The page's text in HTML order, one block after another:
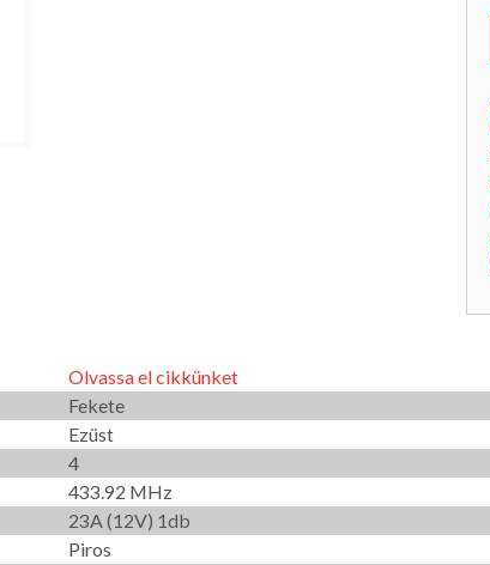
Olvassa el cikkünket
Fekete
Ezüst
4
433.92 MHz
23A (12V) 1db
Piros